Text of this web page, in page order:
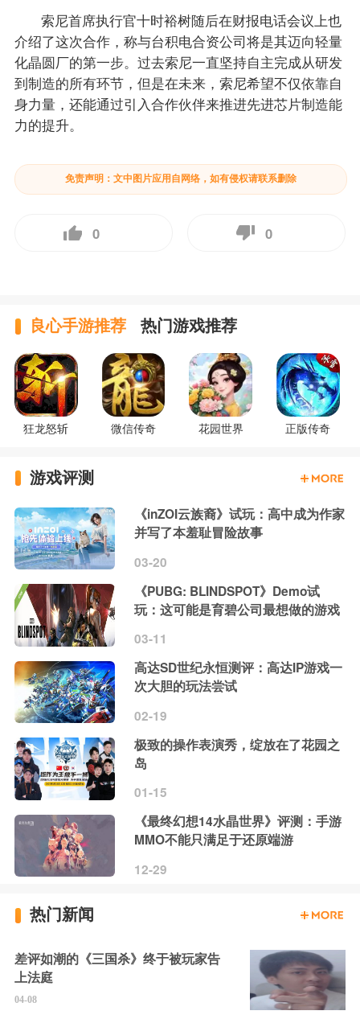
索尼首席执行官十时裕树随后在财报电话会议上也
介绍了这次合作，称与台积电合资公司将是其迈向轻量
化晶圆厂的第一步。过去索尼一直坚持自主完成从研发
到制造的所有环节，但是在未来，索尼希望不仅依靠自
身力量，还能通过引入合作伙伴来推进先进芯片制造能
力的提升。
免责声明：文中图片应用自网络，如有侵权请联系删除
0 0
良心手游推荐 热门游戏推荐
狂龙怒斩 微信传奇 花园世界 正版传奇
游戏评测
《inZOI云族裔》试玩：高中成为作家
并写了本羞耻冒险故事
03-20
《PUBG: BLINDSPOT》Demo试
玩：这可能是育碧公司最想做的游戏
03-11
高达SD世纪永恒测评：高达IP游戏一
次大胆的玩法尝试
02-19
极致的操作表演秀，绽放在了花园之
岛
01-15
《最终幻想14水晶世界》评测：手游
MMO不能只满足于还原端游
12-29
热门新闻
差评如潮的《三国杀》终于被玩家告
上法庭
04-08